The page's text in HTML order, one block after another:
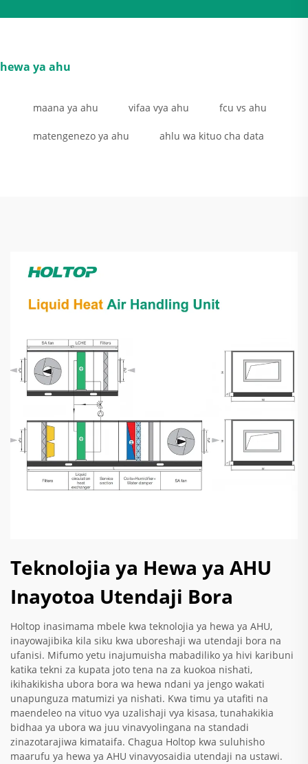
hewa ya ahu
maana ya ahu vifaa vya ahu fcu vs ahu
matengenezo ya ahu ahlu wa kituo cha data
Teknolojia ya Hewa ya AHU
Inayotoa Utendaji Bora
Holtop inasimama mbele kwa teknolojia ya hewa ya AHU,
inayowajibika kila siku kwa uboreshaji wa utendaji bora na
ufanisi. Mifumo yetu inajumuisha mabadiliko ya hivi karibuni
katika tekni za kupata joto tena na za kuokoa nishati,
ikihakikisha ubora bora wa hewa ndani ya jengo wakati
unapunguza matumizi ya nishati. Kwa timu ya utafiti na
maendeleo na vituo vya uzalishaji vya kisasa, tunahakikia
bidhaa ya ubora wa juu vinavyolingana na standadi
zinazotarajiwa kimataifa. Chagua Holtop kwa suluhisho
maarufu ya hewa ya AHU vinavyosaidia utendaji na ustawi.